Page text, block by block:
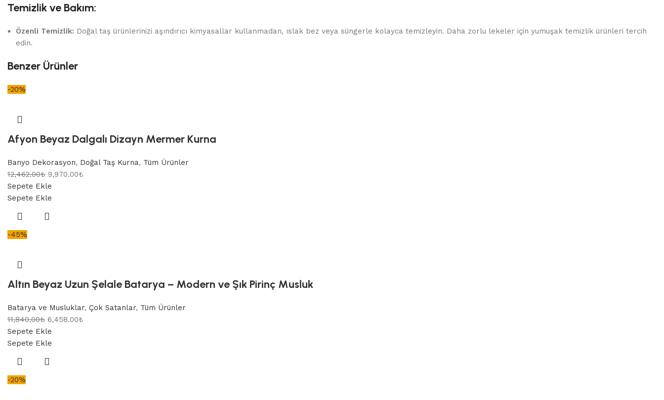
Temizlik ve Bakım:
Özenli Temizlik: Doğal taş ürünlerinizi aşındırıcı kimyasallar kullanmadan, ıslak bez veya süngerle kolayca temizleyin. Daha zorlu lekeler için yumuşak temizlik ürünleri tercih
edin.
Benzer Ürünler
-20%
Afyon Beyaz Dalgalı Dizayn Mermer Kurna
Banyo Dekorasyon, Doğal Taş Kurna, Tüm Ürünler
12,462.00₺ 9,970.00₺
Sepete Ekle
Sepete Ekle
-45%
Altın Beyaz Uzun Şelale Batarya – Modern ve Şık Pirinç Musluk
Batarya ve Musluklar, Çok Satanlar, Tüm Ürünler
11,840.00₺ 6,458.00₺
Sepete Ekle
Sepete Ekle
-20%